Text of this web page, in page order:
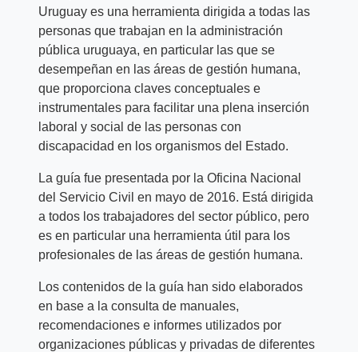
Uruguay es una herramienta dirigida a todas las
personas que trabajan en la administración
pública uruguaya, en particular las que se
desempeñan en las áreas de gestión humana,
que proporciona claves conceptuales e
instrumentales para facilitar una plena inserción
laboral y social de las personas con
discapacidad en los organismos del Estado.
La guía fue presentada por la Oficina Nacional
del Servicio Civil en mayo de 2016. Está dirigida
a todos los trabajadores del sector público, pero
es en particular una herramienta útil para los
profesionales de las áreas de gestión humana.
Los contenidos de la guía han sido elaborados
en base a la consulta de manuales,
recomendaciones e informes utilizados por
organizaciones públicas y privadas de diferentes